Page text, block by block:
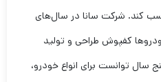
کند. شرکت سانا در سال‌های
کفپوش طراحی و تولید
توانست برای انواع خودرو،